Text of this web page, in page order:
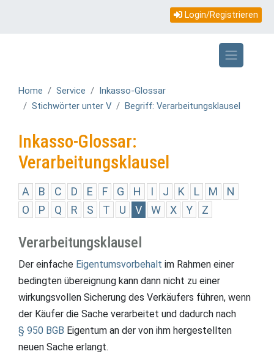
Login/Registrieren
Home Service
Inkasso-Glossar
Stichwörter unter V
Begriff: Verarbeitungsklausel
Inkasso-Glossar:
Verarbeitungsklausel
A B C D E F G H I J K L M
N
O
P Q R S T U V W X Y Z
Verarbeitungsklausel
Der einfache Eigentumsvorbehalt im Rahmen einer
bedingten übereignung kann dann nicht zu einer
wirkungsvollen Sicherung des Verkäufers führen, wenn
der Käufer die Sache verarbeitet und dadurch nach
§ 950 BGB Eigentum an der von ihm hergestellten
neuen Sache erlangt.